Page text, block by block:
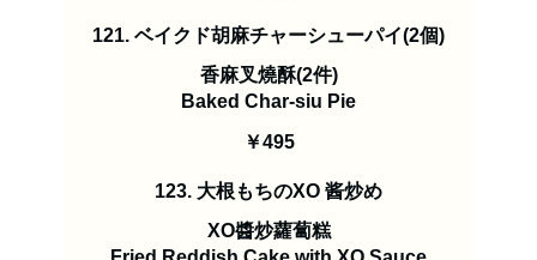
121. ベイクド胡麻チャーシューパイ(2個)
香麻叉燒酥(2件)
Baked Char-siu Pie
￥495
123. 大根もちのXO 酱炒め
XO醬炒蘿蔔糕